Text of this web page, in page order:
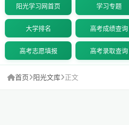
阳光学习网首页 学习专题
大学排名 高考成绩查询
高考志愿填报 高考录取查询
首页 阳光文库 正文